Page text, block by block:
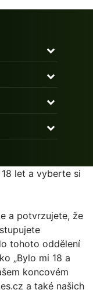
let a vyberte si
a potvrzujete, že
tohoto oddělení
„Bylo mi 18 a
koncovém
a také našich